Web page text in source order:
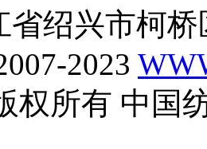
省绍兴市柯
2023
权所有 中国